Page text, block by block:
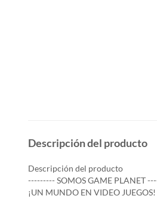
Descripción del producto
Descripción del producto
--------- SOMOS GAME PLANET
¡UN MUNDO EN VIDEO JUEGOS!